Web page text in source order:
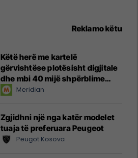
Reklamo këtu
Këtë herë me kartelë
gërvishtëse plotësisht digjitale
dhe mbi 40 mijë shpërblime
instant!Meridian
Zgjidhni një nga katër modelet
tuaja të preferuara Peugeot
Peugot Kosova